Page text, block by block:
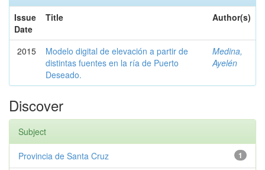
Issue
Date
Title Author(s)
2015
Modelo digital de elevación a partir de
distintas fuentes en la ría de Puerto
Deseado.
Medina,
Ayelén
Discover
Subject
1
Provincia de Santa Cruz